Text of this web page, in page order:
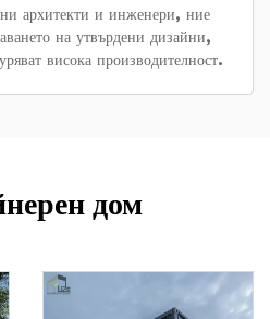
архитекти и инженери, ние
на утвърдени дизайни,
висока производителност.
дом